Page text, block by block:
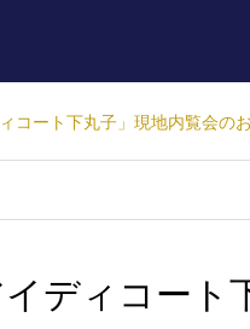
コート下丸子」現地内覧会の
ディコート